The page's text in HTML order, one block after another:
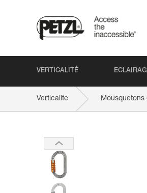
VERTICALITÉ
Verticalite Mousquetons